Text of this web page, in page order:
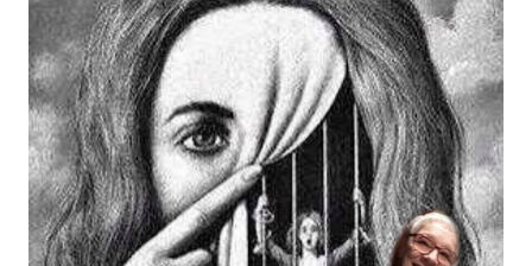
Pestalozzi a Rivail ou vice-versa. Pestalozzi sonhava
implantar seu método na França, a ponto de ter tido uma
entrevista com o próprio Napoleão Bonaparte, que aliás se
mostrou insensível aos seus planos. Escreveu em 1826 um
pequeno folheto sobre suas ideias em francês. Seria quase
impossível que não trocasse sequer um bilhete com Rivail,
que se assinava seu discípulo e se esforçava por divulgar
seu método em Paris. Pestalozzi, com seu caráter emotivo